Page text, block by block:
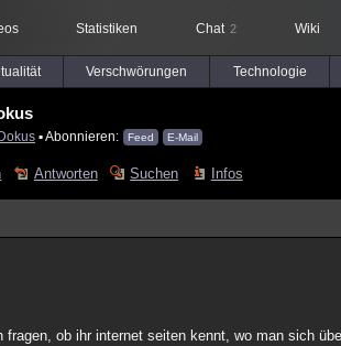
Statistiken Chat 2 Wiki
Verschwörungen Technologie
▪ Abonnieren: Feed E-Mail
Antworten Suchen Infos
ob ihr internet seiten kennt, wo man sich